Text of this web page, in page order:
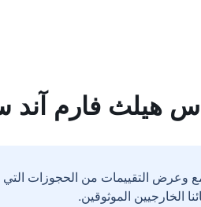
هيلث فارم آند
وعرض التقييمات من الحجوزات